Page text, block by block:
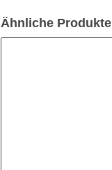
Ähnliche Produkte